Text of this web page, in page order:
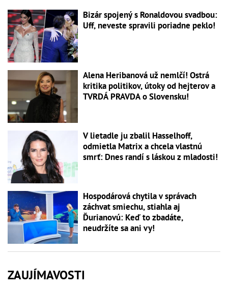
Bizár spojený s Ronaldovou svadbou:
Uff, neveste spravili poriadne peklo!
Alena Heribanová už nemlčí! Ostrá
kritika politikov, útoky od hejterov a
TVRDÁ PRAVDA o Slovensku!
V lietadle ju zbalil Hasselhoff,
odmietla Matrix a chcela vlastnú
smrť: Dnes randí s láskou z mladosti!
Hospodárová chytila v správach
záchvat smiechu, stiahla aj
Ďurianovú: Keď to zbadáte,
neudržíte sa ani vy!
ZAUJÍMAVOSTI